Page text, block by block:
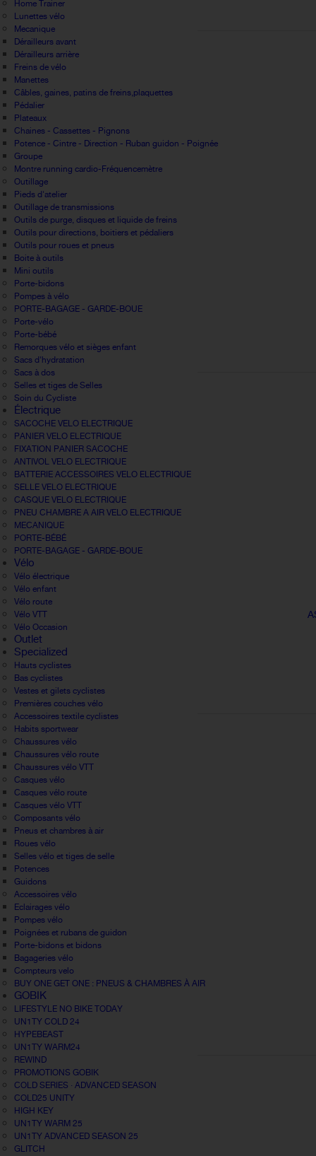
Home Trainer
Lunettes vélo
Mecanique
Dérailleurs avant
Dérailleurs arrière
Freins de vélo
Manettes
Câbles, gaines, patins de freins,plaquettes
Pédalier
Plateaux
Chaines - Cassettes - Pignons
Potence - Cintre - Direction - Ruban guidon - Poignée
Groupe
Montre running cardio-Fréquencemètre
Outillage
Pieds d'atelier
Outillage de transmissions
Outils de purge, disques et liquide de freins
Outils pour directions, boitiers et pédaliers
Outils pour roues et pneus
Boite à outils
Mini outils
Porte-bidons
Pompes à vélo
PORTE-BAGAGE - GARDE-BOUE
Porte-vélo
Porte-bébé
Remorques vélo et sièges enfant
Sacs d'hydratation
Sacs à dos
Selles et tiges de Selles
Soin du Cycliste
Électrique
SACOCHE VELO ELECTRIQUE
PANIER VELO ELECTRIQUE
FIXATION PANIER SACOCHE
ANTIVOL VELO ELECTRIQUE
BATTERIE ACCESSOIRES VELO ELECTRIQUE
SELLE VELO ELECTRIQUE
CASQUE VELO ELECTRIQUE
PNEU CHAMBRE A AIR VELO ELECTRIQUE
MECANIQUE
PORTE-BÉBÉ
PORTE-BAGAGE - GARDE-BOUE
Vélo
Vélo électrique
Vélo enfant
Vélo route
Vélo VTT
Vélo Occasion
Outlet
Specialized
Hauts cyclistes
Bas cyclistes
Vestes et gilets cyclistes
Premières couches vélo
Accessoires textile cyclistes
Habits sportwear
Chaussures vélo
Chaussures vélo route
Chaussures vélo VTT
Casques vélo
Casques vélo route
Casques vélo VTT
Composants vélo
Pneus et chambres à air
Roues vélo
Selles vélo et tiges de selle
Potences
Guidons
Accessoires vélo
Eclairages vélo
Pompes vélo
Poignées et rubans de guidon
Porte-bidons et bidons
Bagageries vélo
Compteurs velo
BUY ONE GET ONE : PNEUS & CHAMBRES À AIR
GOBIK
LIFESTYLE NO BIKE TODAY
UN1TY COLD 24
HYPEBEAST
UN1TY WARM24
REWIND
PROMOTIONS GOBIK
COLD SERIES · ADVANCED SEASON
COLD25 UNITY
HIGH KEY
UN1TY WARM 25
UN1TY ADVANCED SEASON 25
GLITCH